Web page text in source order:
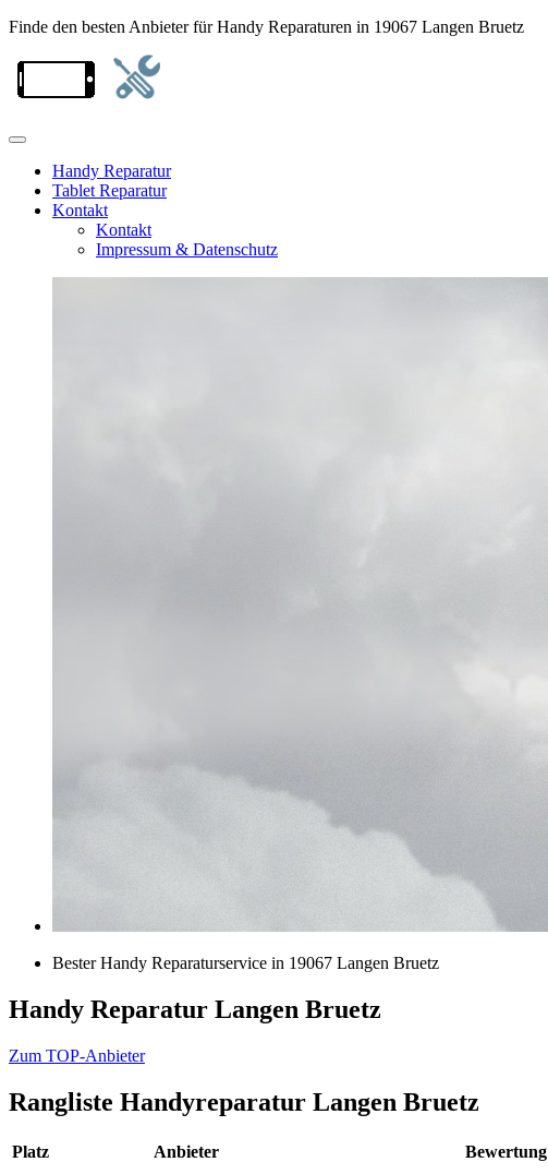
Finde den besten Anbieter für Handy Reparaturen in 19067 Langen Bruetz
Handy Reparatur
Tablet Reparatur
Kontakt
Kontakt
Impressum & Datenschutz
Bester Handy Reparaturservice in 19067 Langen Bruetz
Handy Reparatur Langen Bruetz
Zum TOP-Anbieter
Rangliste Handyreparatur Langen Bruetz
Platz Anbieter Bewertung